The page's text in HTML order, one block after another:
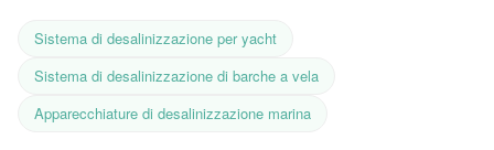
Sistema di desalinizzazione per yacht
Sistema di desalinizzazione di barche a vela
Apparecchiature di desalinizzazione marina